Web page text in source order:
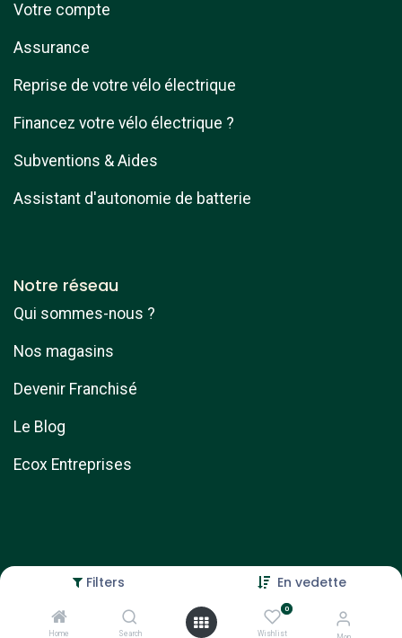
Filters En vedette
Home Search
0
Wishlist
Votre compte
Assurance
Reprise de votre vélo électrique
Financez votre vélo électrique ?
Subventions & Aides
Assistant d'autonomie de batterie
Notre réseau
Qui sommes-nous ?
Nos magasins
Devenir Franchisé
Le Blog
Ecox Entreprises
Généré par
- Le #1 Open Source eCommerce